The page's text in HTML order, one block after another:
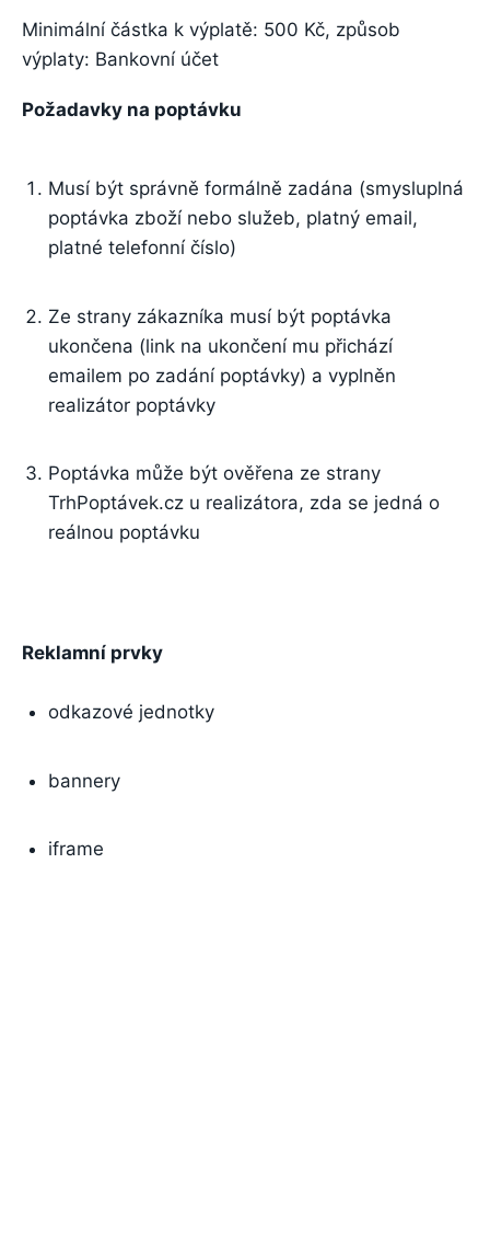
Minimální částka k výplatě: 500 Kč, způsob
výplaty: Bankovní účet
Požadavky na poptávku
Musí být správně formálně zadána (smysluplná
poptávka zboží nebo služeb, platný email,
platné telefonní číslo)
Ze strany zákazníka musí být poptávka
ukončena (link na ukončení mu přichází
emailem po zadání poptávky) a vyplněn
realizátor poptávky
Poptávka může být ověřena ze strany
TrhPoptávek.cz u realizátora, zda se jedná o
reálnou poptávku
Reklamní prvky
odkazové jednotky
bannery
iframe